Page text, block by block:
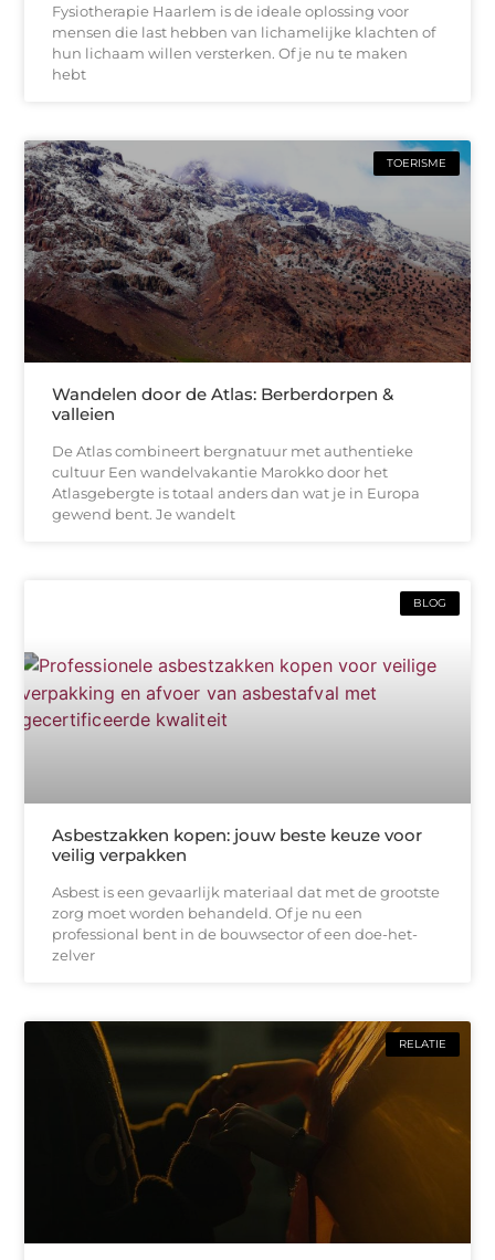
Fysiotherapie Haarlem is de ideale oplossing voor
mensen die last hebben van lichamelijke klachten of
hun lichaam willen versterken. Of je nu te maken
hebt
TOERISME
Wandelen door de Atlas: Berberdorpen &
valleien
De Atlas combineert bergnatuur met authentieke
cultuur Een wandelvakantie Marokko door het
Atlasgebergte is totaal anders dan wat je in Europa
gewend bent. Je wandelt
BLOG
Asbestzakken kopen: jouw beste keuze voor
veilig verpakken
Asbest is een gevaarlijk materiaal dat met de grootste
zorg moet worden behandeld. Of je nu een
professional bent in de bouwsector of een doe-het-
zelver
RELATIE